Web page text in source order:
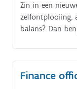
Zin in een
zelfontplooiing,
balans? Dan
Finance